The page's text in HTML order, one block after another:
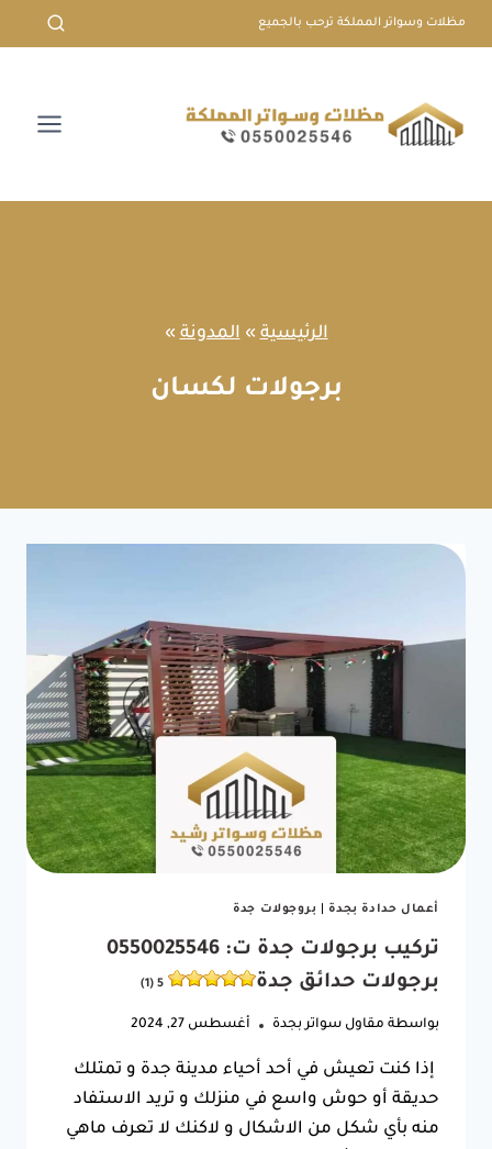
التجاوز
إلى
مظلات وسواتر المملكة ترحب بالجميع
الرئيسية » المدونة »
برجولات لكسان
أعمال حدادة بجدة بروجولات جدة
تركيب برجولات جدة ت: 0550025546
برجولات حدائق جدة
5 (1)
بواسطة مقاول سواتر بجدة أغسطس 27, 2024
إذا كنت تعيش في أحد أحياء مدينة جدة و تمتلك
حديقة أو حوش واسع في منزلك و تريد الاستفاد
منه بأي شكل من الاشكال و لاكنك لا تعرف ماهي